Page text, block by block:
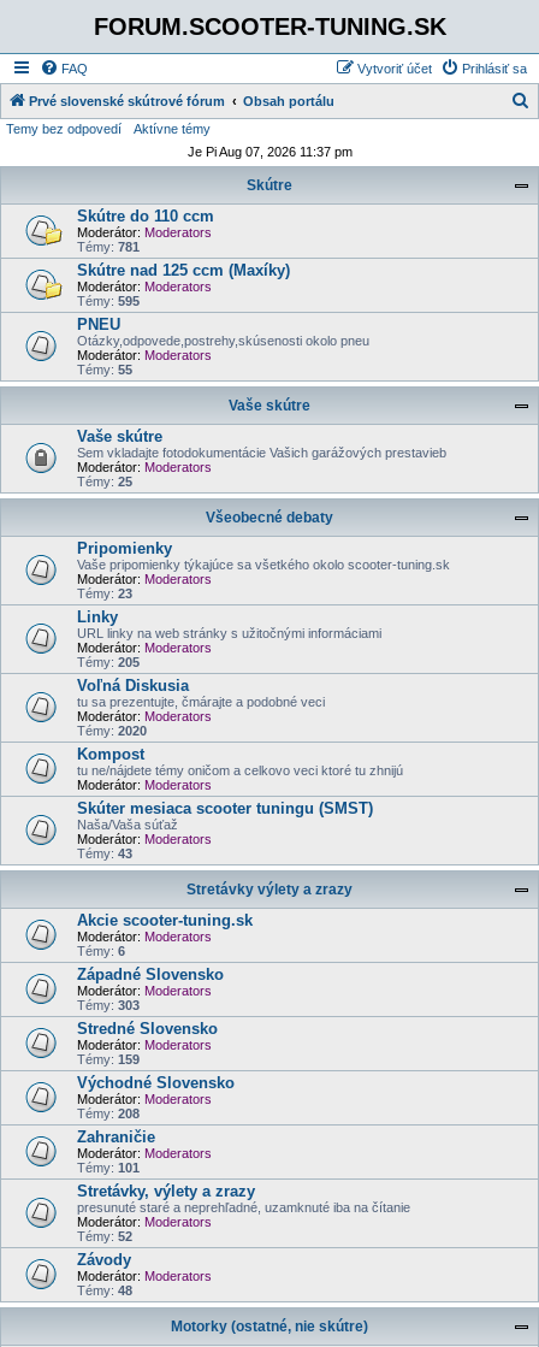
FORUM.SCOOTER-TUNING.SK
FAQ Prihlásiť sa
Vytvoriť účet
Prvé slovenské skútrové fórum Obsah portálu
Temy bez odpovedí
Aktívne témy
Je Pi Aug 07, 2026 11:37 pm
Skútre
Skútre do 110 ccm
Moderátor: Moderators
Témy: 781
Skútre nad 125 ccm (Maxíky)
Moderátor: Moderators
Témy: 595
PNEU
Otázky,odpovede,postrehy,skúsenosti okolo pneu
Moderátor: Moderators
Témy: 55
Vaše skútre
Vaše skútre
Sem vkladajte fotodokumentácie Vašich garážových prestavieb
Moderátor: Moderators
Témy: 25
Všeobecné debaty
Pripomienky
Vaše pripomienky týkajúce sa všetkého okolo scooter-tuning.sk
Moderátor: Moderators
Témy: 23
Linky
URL linky na web stránky s užitočnými informáciami
Moderátor: Moderators
Témy: 205
Voľná Diskusia
tu sa prezentujte, čmárajte a podobné veci
Moderátor: Moderators
Témy: 2020
Kompost
tu ne/nájdete témy oničom a celkovo veci ktoré tu zhnijú
Moderátor: Moderators
Skúter mesiaca scooter tuningu (SMST)
Naša/Vaša súťaž
Moderátor: Moderators
Témy: 43
Stretávky výlety a zrazy
Akcie scooter-tuning.sk
Moderátor: Moderators
Témy: 6
Západné Slovensko
Moderátor: Moderators
Témy: 303
Stredné Slovensko
Moderátor: Moderators
Témy: 159
Východné Slovensko
Moderátor: Moderators
Témy: 208
Zahraničie
Moderátor: Moderators
Témy: 101
Stretávky, výlety a zrazy
presunuté staré a neprehľadné, uzamknuté iba na čítanie
Moderátor: Moderators
Témy: 52
Závody
Moderátor: Moderators
Témy: 48
Motorky (ostatné, nie skútre)